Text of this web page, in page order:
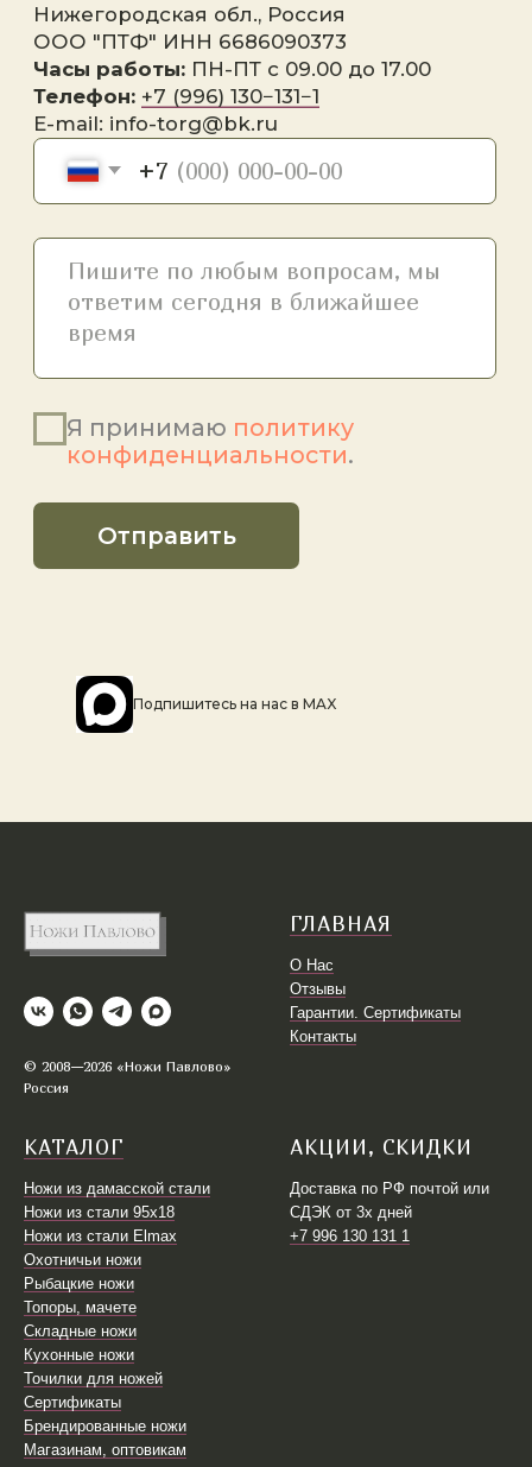
Подпишитесь на наc в MAX
© 2008—2026 «Ножи Павлово»
Россия
ГЛАВНАЯ
О Нас
Отзывы
Гарантии. Сертификаты
Контакты
КАТАЛОГ
Ножи из дамасской стали
Ножи из стали 95х18
Ножи из стали Elmax
Охотничьи ножи
Рыбацкие ножи
Топоры, мачете
Складные ножи
Кухонные ножи
Точилки для ножей
Сертификаты
Брендированные ножи
Магазинам, оптовикам
АКЦИИ, СКИДКИ
Доставка по РФ почтой или
СДЭК от 3х дней
+7 996 130 131 1